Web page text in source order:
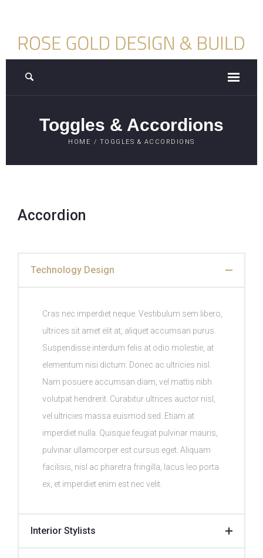
Toggles & Accordions
HOME / TOGGLES & ACCORDIONS
Accordion
Technology Design
Cras nec imperdiet neque. Vestibulum sem libero,
ultrices sit amet elit at, aliquet accumsan purus.
Suspendisse interdum felis at odio molestie, at
elementum nisi dictum. Donec ac ultricies nisl.
Nam posuere accumsan diam, vel mattis nibh
volutpat hendrerit. Curabitur ultrices auctor nisl,
vel ultricies massa euismod sed. Etiam at
imperdiet nulla. Quisque feugiat pulvinar mauris,
pulvinar ullamcorper est cursus eget. Aliquam
facilisis, nisl ac pharetra fringilla, lacus leo porta
ex, et imperdiet enim est nec velit.
Interior Stylists